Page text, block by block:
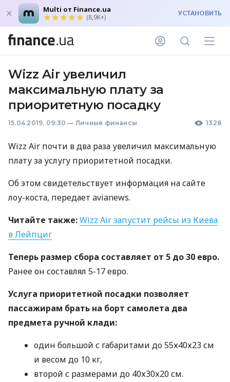
Multi от Finance.ua
(8,9K+) УСТАНОВИТЬ
Wizz Air увеличил
максимальную плату за
приоритетную посадку
15.04.2019, 09:30 — Личные финансы 1328
Wizz Air почти в два раза увеличил максимальную
плату за услугу приоритетной посадки.
Об этом свидетельствует информация на сайте
лоу-коста, передает avianews.
Читайте также:Wizz Air запустит рейсы из Киева
в Лейпциг
Теперь размер сбора составляет от 5 до 30 евро.
Ранее он составлял 5-17 евро.
Услуга приоритетной посадки позволяет
пассажирам брать на борт самолета два
предмета ручной клади:
один большой с габаритами до 55х40х23 см
и весом до 10 кг,
второй с размерами до 40х30х20 см.